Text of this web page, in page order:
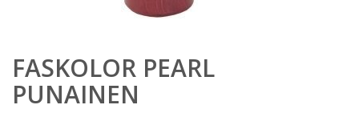
FASKOLOR PEARL
PUNAINEN